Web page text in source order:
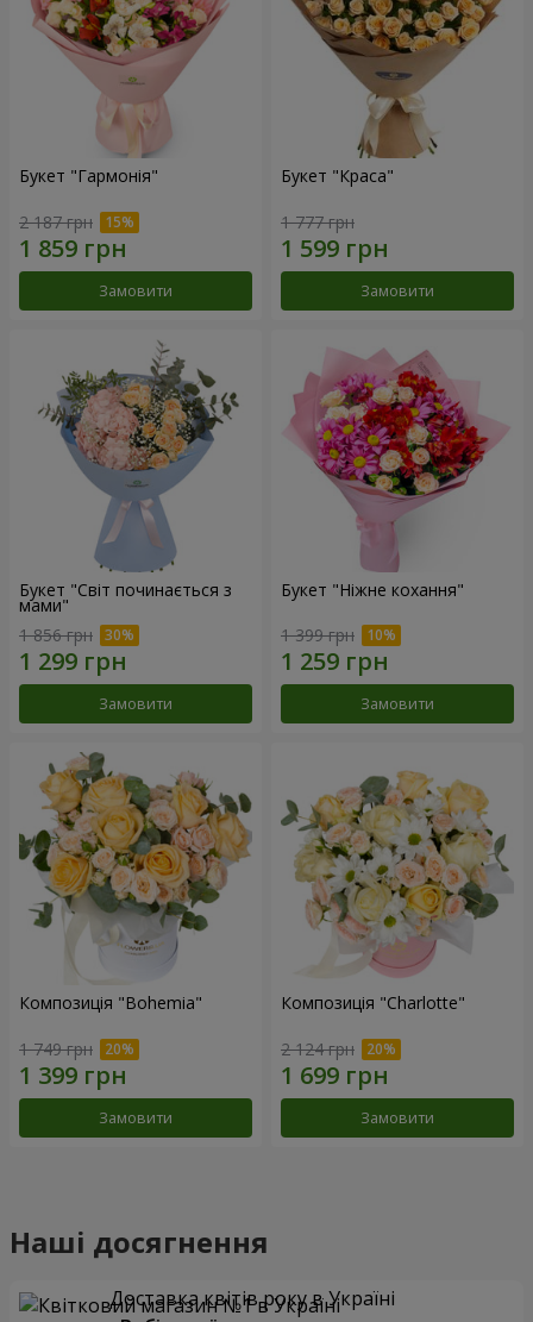
Букет "Гармонія"
2 187 грн
Замовити
Букет "Краса"
1 777 грн
Замовити
Букет "Світ починається з
мами"
1 856 грн
Замовити
Букет "Ніжне кохання"
1 399 грн
Замовити
Композиція "Bohemia"
1 749 грн
Замовити
Композиція "Charlotte"
2 124 грн
Замовити
Наші досягнення
Доставка квітів року в Україні